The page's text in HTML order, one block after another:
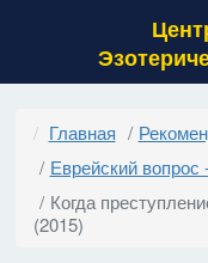
Главная
Еврейский вопрос
Когда
(2015)